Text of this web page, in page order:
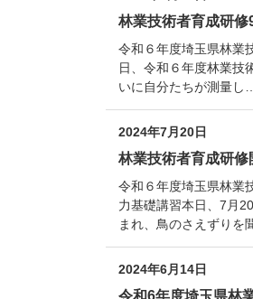
林業技術者育成研修
令和６年度埼玉県林業
日、令和６年度林業技
いに自分たちが測量し…
2024年7月20日
林業技術者育成研
令和６年度埼玉県林業
力基礎講習本日、7月
まれ、鳥のさえずりを
2024年6月14日
令和6年度埼玉県林